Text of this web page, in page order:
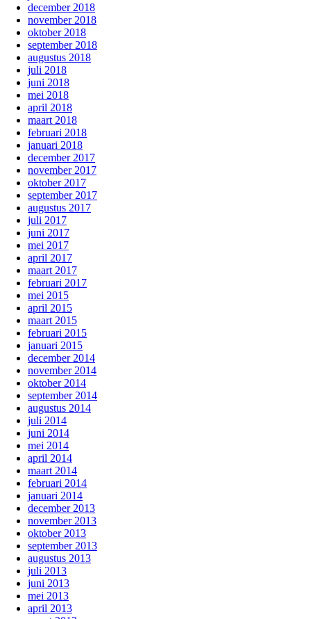
december 2018
november 2018
oktober 2018
september 2018
augustus 2018
juli 2018
juni 2018
mei 2018
april 2018
maart 2018
februari 2018
januari 2018
december 2017
november 2017
oktober 2017
september 2017
augustus 2017
juli 2017
juni 2017
mei 2017
april 2017
maart 2017
februari 2017
mei 2015
april 2015
maart 2015
februari 2015
januari 2015
december 2014
november 2014
oktober 2014
september 2014
augustus 2014
juli 2014
juni 2014
mei 2014
april 2014
maart 2014
februari 2014
januari 2014
december 2013
november 2013
oktober 2013
september 2013
augustus 2013
juli 2013
juni 2013
mei 2013
april 2013